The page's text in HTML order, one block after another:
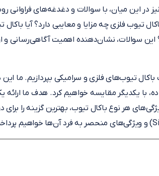
در این میان، با سوالات و دغدغه‌های
تیوب فلزی چه مزایا و معایبی دارد؟ آیا
این سوالات، نشان‌دهنده اهمیت آگاهی‌رسانی و
تیوب‌های فلزی و سرامیکی بپردازیم. ما این
با یکدیگر مقایسه خواهیم کرد. هدف ما ارائه
هر نوع باکال تیوب، بهترین گزینه را